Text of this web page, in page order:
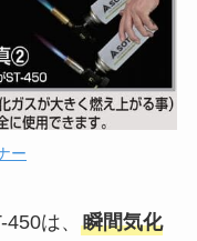
ー
は、 瞬間気化